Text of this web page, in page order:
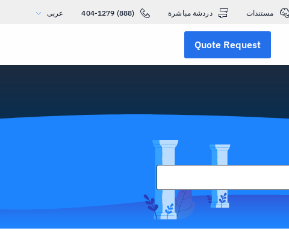
مستندات دردشة مباشرة (888) 404-1279 عربى
Quote Request